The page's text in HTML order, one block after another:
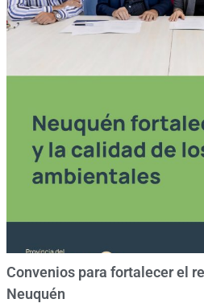
Convenios para fortalecer el
Neuquén